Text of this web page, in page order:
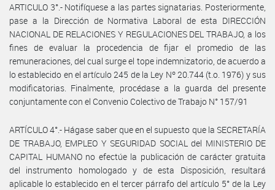
ARTICULO 3°.- Notifíquese a las partes signatarias. Posteriormente,
pase a la Dirección de Normativa Laboral de esta DIRECCIÓN
NACIONAL DE RELACIONES Y REGULACIONES DEL TRABAJO, a los
fines de evaluar la procedencia de fijar el promedio de las
remuneraciones, del cual surge el tope indemnizatorio, de acuerdo a
lo establecido en el artículo 245 de la Ley Nº 20.744 (t.o. 1976) y sus
modificatorias. Finalmente, procédase a la guarda del presente
conjuntamente con el Convenio Colectivo de Trabajo N° 157/91
ARTÍCULO 4°.- Hágase saber que en el supuesto que la SECRETARÍA
DE TRABAJO, EMPLEO Y SEGURIDAD SOCIAL del MINISTERIO DE
CAPITAL HUMANO no efectúe la publicación de carácter gratuita
del instrumento homologado y de esta Disposición, resultará
aplicable lo establecido en el tercer párrafo del artículo 5° de la Ley